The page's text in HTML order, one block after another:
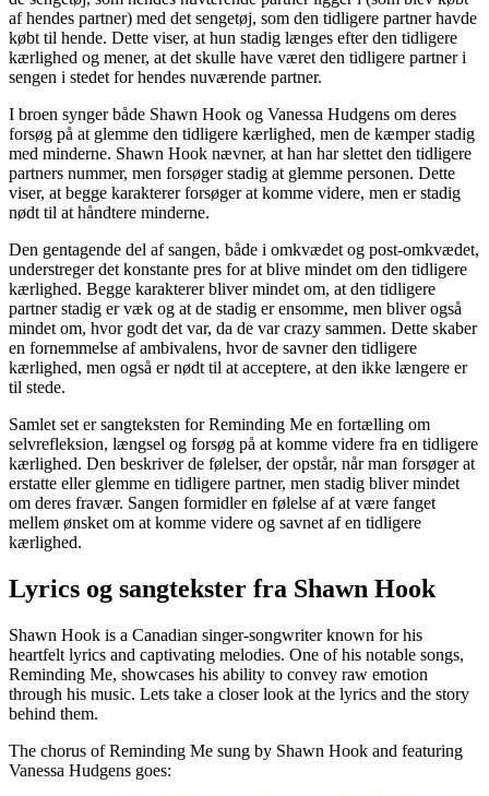
af hendes partner) med det sengetøj, som den tidligere partner havde
købt til hende. Dette viser, at hun stadig længes efter den tidligere
kærlighed og mener, at det skulle have været den tidligere partner i
sengen i stedet for hendes nuværende partner.
I broen synger både Shawn Hook og Vanessa Hudgens om deres
forsøg på at glemme den tidligere kærlighed, men de kæmper stadig
med minderne. Shawn Hook nævner, at han har slettet den tidligere
partners nummer, men forsøger stadig at glemme personen. Dette
viser, at begge karakterer forsøger at komme videre, men er stadig
nødt til at håndtere minderne.
Den gentagende del af sangen, både i omkvædet og post-omkvædet,
understreger det konstante pres for at blive mindet om den tidligere
kærlighed. Begge karakterer bliver mindet om, at den tidligere
partner stadig er væk og at de stadig er ensomme, men bliver også
mindet om, hvor godt det var, da de var crazy sammen. Dette skaber
en fornemmelse af ambivalens, hvor de savner den tidligere
kærlighed, men også er nødt til at acceptere, at den ikke længere er
til stede.
Samlet set er sangteksten for Reminding Me en fortælling om
selvrefleksion, længsel og forsøg på at komme videre fra en tidligere
kærlighed. Den beskriver de følelser, der opstår, når man forsøger at
erstatte eller glemme en tidligere partner, men stadig bliver mindet
om deres fravær. Sangen formidler en følelse af at være fanget
mellem ønsket om at komme videre og savnet af en tidligere
kærlighed.
Lyrics og sangtekster fra Shawn Hook
Shawn Hook is a Canadian singer-songwriter known for his
heartfelt lyrics and captivating melodies. One of his notable songs,
Reminding Me, showcases his ability to convey raw emotion
through his music. Lets take a closer look at the lyrics and the story
behind them.
The chorus of Reminding Me sung by Shawn Hook and featuring
Vanessa Hudgens goes: